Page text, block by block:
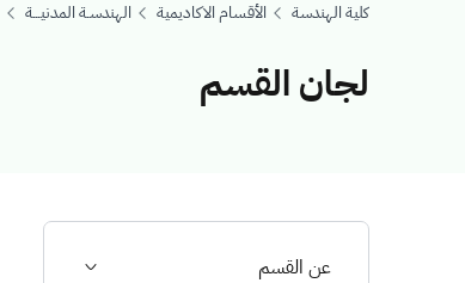
كلية الهندسة الأقسام الاكاديمية الهندسـة المدنيـــة
لجان القسم
لجان القسم
عن القسم